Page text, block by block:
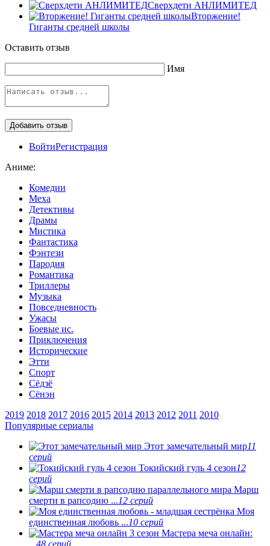
Сверхдети АНЛИМИТЕД
Вторжение!
Гиганты средней школы
Оставить отзыв
Имя
ВойтиРегистрация
Аниме:
Комедии
Меха
Детективы
Драмы
Мистика
Фантастика
Фэнтези
Пародия
Романтика
Триллеры
Музыка
Повседневность
Ужасы
Боевые ис.
Приключения
Исторические
Этти
Спорт
Сёдзё
Сёнэн
2019 2018 2017 2016 2015 2014 2013 2012 2011 2010
Популярные сериалы
Этот замечательный мир11
серий
Токийский гуль 4 сезон12
серий
Марш
смерти в рапсодию ...12 серий
Моя
единственная любовь ...10 серий
Мастера меча онлайн:
48 серий